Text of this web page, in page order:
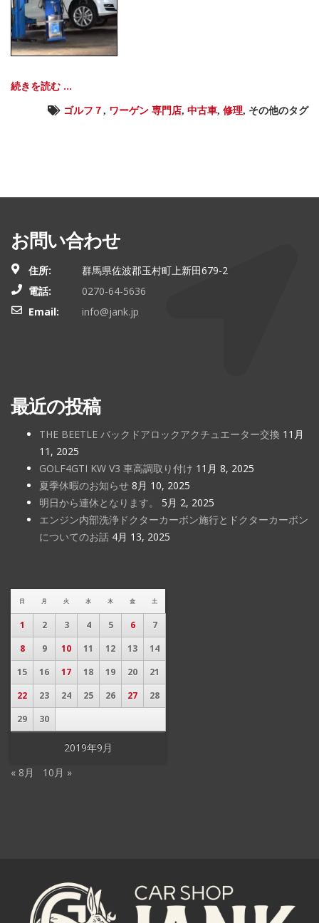
続きを読む ...
ゴルフ７ , ワーゲン 専門店, 中古車, 修理, その他のタグ
お問い合わせ
住所:
群馬県佐波郡玉村町上新田679-2
電話:
0270-64-5636
Email:
info@jank.jp
最近の投稿
THE BEETLE バックドアロックアクチュエーター交換 11月
11, 2025
GOLF4GTI KW V3 車高調取り付け 11月 8, 2025
夏季休暇のお知らせ 8月 10, 2025
明日から連休となります。
5月 2, 2025
エンジン内部洗浄ドクターカーボン施行とドクターカーボン
についてのお話 4月 13, 2025
2019年9月
日 月 火 水 木 金 土
1 2 3 4 5 6
7
8
9 10 11 12 13
14
15
16 17 18 19 20
21
22
23 24 25 26 27
28
29
30
« 8月 10月 »